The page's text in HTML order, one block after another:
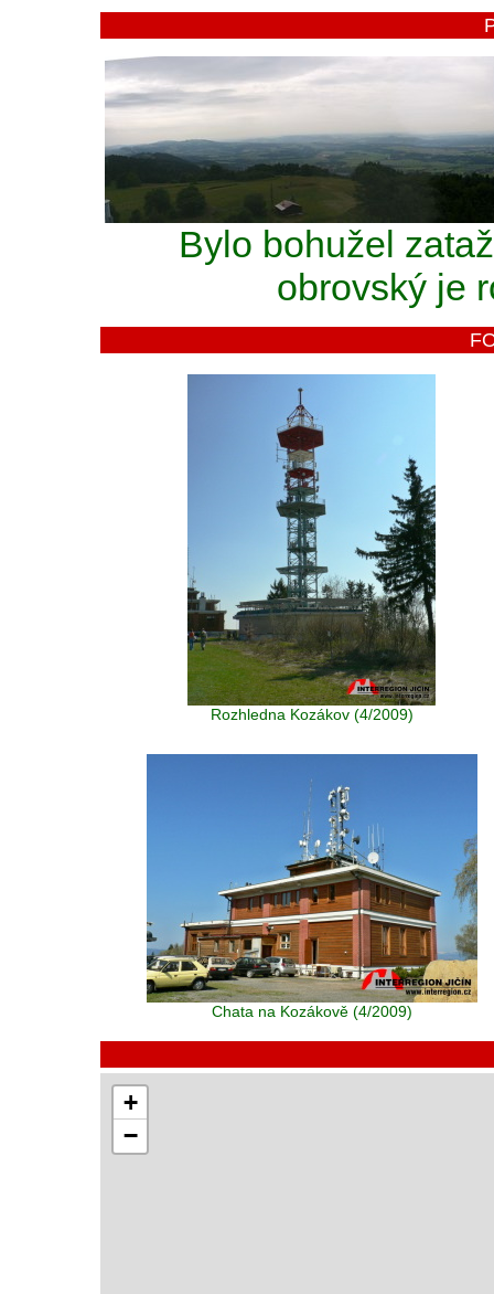
Bylo bohužel
obrovský je
Rozhledna Kozákov (4/2009)
Chata na Kozákově (4/2009)
+
−